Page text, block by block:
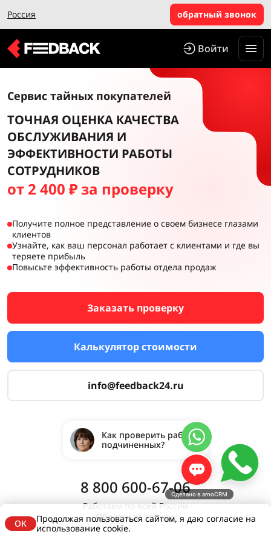
Россия обратный звонок
Войти
Сервис тайных покупателей
ТОЧНАЯ ОЦЕНКА КАЧЕСТВА
ОБСЛУЖИВАНИЯ И
ЭФФЕКТИВНОСТИ РАБОТЫ
СОТРУДНИКОВ
от 2 400 ₽ за проверку
Получите полное представление о своем бизнесе глазами
клиентов
Узнайте, как ваш персонал работает с клиентами и где вы
теряете прибыль
Повысьте эффективность работы отдела продаж
Заказать проверку
Калькулятор стоимости
info@feedback24.ru
Как проверить работу
подчиненных?
8 800 600-67-06
Работаем по всей России
Обратный звонок
OK
Продолжая пользоваться сайтом, я даю согласие на
использование cookie.
Сделано в amoCRM